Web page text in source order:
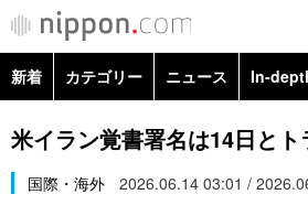
新着 カテゴリー ニュース In-
政治・外交
経済・ビジネス
米イラン覚書署名は14日とト
国際・海外 2026.06.14 03:01 /